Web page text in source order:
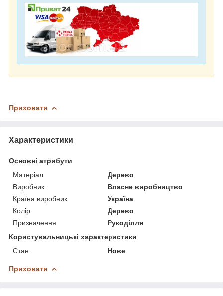
Приховати
Характеристики
Основні атрибути
Матеріал
Дерево
Виробник
Власне виробництво
Країна виробник
Україна
Колір
Дерево
Призначення
Рукоділля
Користувальницькі характеристики
Стан
Нове
Приховати